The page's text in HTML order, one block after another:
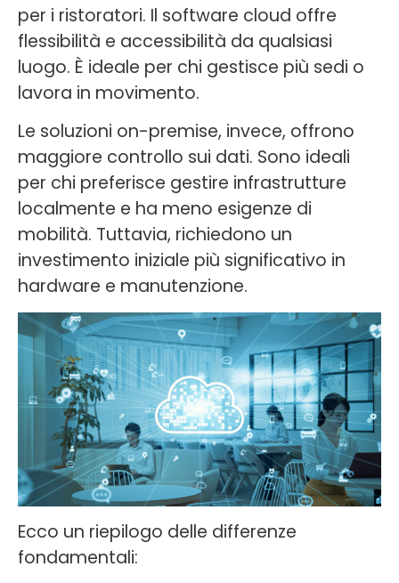
per i ristoratori. Il software cloud offre
flessibilità e accessibilità da qualsiasi
luogo. È ideale per chi gestisce più sedi o
lavora in movimento.
Le soluzioni on-premise, invece, offrono
maggiore controllo sui dati. Sono ideali
per chi preferisce gestire infrastrutture
localmente e ha meno esigenze di
mobilità. Tuttavia, richiedono un
investimento iniziale più significativo in
hardware e manutenzione.
Ecco un riepilogo delle differenze
fondamentali: